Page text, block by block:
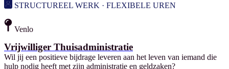
STRUCTUREEL WERK · FLEXIBELE UREN
Venlo
Vrijwilliger Thuisadministratie
Wil jij een positieve bijdrage leveren aan het leven van iemand die
hulp nodig heeft met zijn administratie en geldzaken?